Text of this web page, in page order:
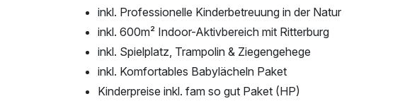
inkl. Professionelle Kinderbetreuung in der Natur
inkl. 600m² Indoor-Aktivbereich mit Ritterburg
inkl. Spielplatz, Trampolin & Ziegengehege
inkl. Komfortables Babylächeln Paket
Kinderpreise inkl. fam so gut Paket (HP)